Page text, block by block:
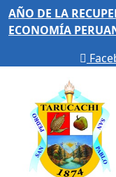
AÑO DE LA
ECONOMÍA